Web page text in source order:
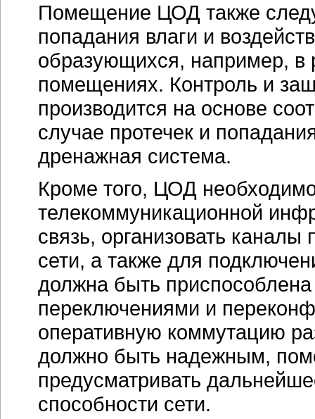
Помещение ЦОД также
попадания влаги и
образующихся, например, в
помещениях. Контроль и
производится на основе
случае протечек и
дренажная система.
Кроме того, ЦОД
телекоммуникационной
связь, организовать
сети, а также для
должна быть
переключениями и
оперативную коммутацию
должно быть надежным,
предусматривать
способности сети.